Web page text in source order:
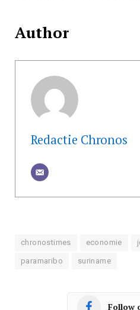
Author
Redactie Chronos
chronostimes economie
paramaribo suriname
Follow